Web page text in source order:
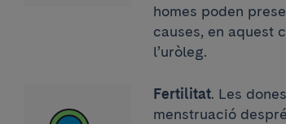
homes poden
causes, en aquest
l’uròleg.
Fertilitat. Les
menstruació